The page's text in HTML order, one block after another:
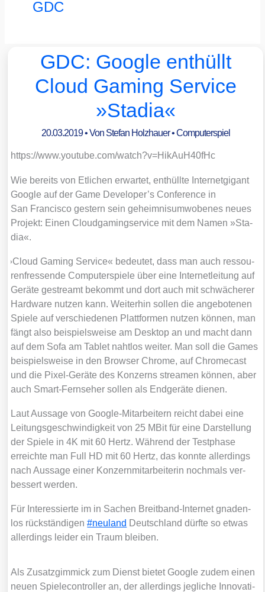
GDC
GDC: Google enthüllt
Cloud Gaming Service
»Stadia«
20.03.2019• Von Stefan Holzhauer•Computerspiel
https://​www​.you​tube​.com/​w​a​t​c​h​?​v​=​H​i​k​A​u​H​4​0​fHc
Wie bereits von Etli­chen erwar­tet, ent­hüll­te Inter­net­gi­gant
Goog­le auf der Game Developer’s Con­fe­rence in
San Fran­cis­co ges­tern sein geheim­nis­um­wo­be­nes neu­es
Pro­jekt: Einen Cloud­gaming­ser­vice mit dem Namen »Sta­
dia«.
»Cloud Gam­ing Ser­vice« bedeu­tet, dass man auch res­sou­
ren­fres­sen­de Com­pu­ter­spie­le über eine Inter­net­lei­tung auf
Gerä­te gestreamt bekommt und dort auch mit schwä­che­rer
Hard­ware nut­zen kann. Wei­ter­hin sol­len die ange­bo­te­nen
Spie­le auf ver­schie­de­nen Platt­for­men nut­zen kön­nen, man
fängt also bei­spiels­wei­se am Desk­top an und macht dann
auf dem Sofa am Tablet naht­los wei­ter. Man soll die Games
bei­spiels­wei­se in den Brow­ser Chro­me, auf Chro­me­cast
und die Pixel-Gerä­te des Kon­zerns strea­men kön­nen, aber
auch Smart-Fern­se­her sol­len als End­ge­rä­te die­nen.
Laut Aus­sa­ge von Goog­le-Mit­ar­bei­tern reicht dabei eine
Lei­tungs­ge­schwin­dig­keit von 25 MBit für eine Dar­stel­lung
der Spie­le in 4K mit 60 Hertz. Wäh­rend der Test­pha­se
erreich­te man Full HD mit 60 Hertz, das konn­te aller­dings
nach Aus­sa­ge einer Kon­zern­mit­ar­bei­te­rin noch­mals ver­
bes­sert wer­den.
Für Inter­es­sier­te im in Sachen Breit­band-Inter­net gna­den­
los rück­stän­di­gen#neu­land Deutsch­land dürf­te so etwas
aller­dings lei­der ein Traum blei­ben.
Als Zusatz­gim­mick zum Dienst bie­tet Goog­le zudem einen
neu­en Spie­le­con­trol­ler an, der aller­dings jeg­li­che Inno­va­ti­